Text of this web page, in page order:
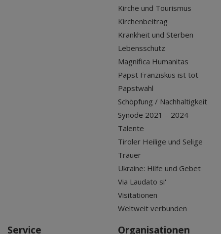
Kirche und Tourismus
Kirchenbeitrag
Krankheit und Sterben
Lebensschutz
Magnifica Humanitas
Papst Franziskus ist tot
Papstwahl
Schöpfung / Nachhaltigkeit
Synode 2021 – 2024
Talente
Tiroler Heilige und Selige
Trauer
Ukraine: Hilfe und Gebet
Via Laudato si'
Visitationen
Weltweit verbunden
Service
Organisationen